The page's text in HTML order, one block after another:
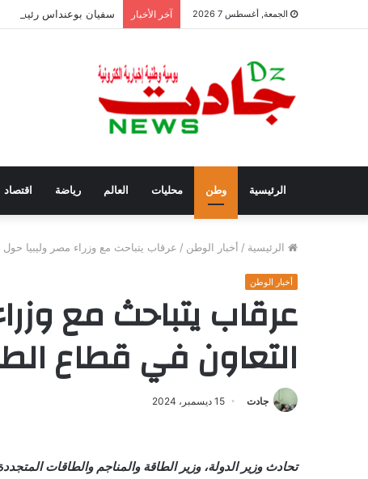
الجمعة, أغسطس 7 2026 آخر الأخبار سفيان بوعنداس رئيسًا
الرئيسية وطن محليات العالم رياضة اقتصاد
الرئيسية / أخبار الوطن / عرقاب يتباحث مع وزراء مصر وليبيا حول
أخبار الوطن
عرقاب يتباحث مع
التعاون في قطاع
جادت 15 ديسمبر، 2024
تحادث وزير الدولة، وزير الطاقة والمناجم والطاقات